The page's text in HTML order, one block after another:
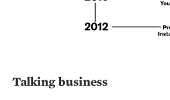
Talking business